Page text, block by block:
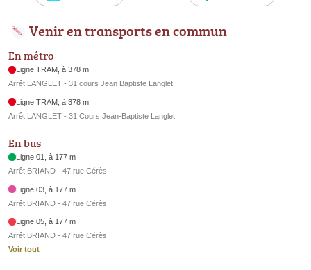
Venir en transports en commun
En métro
Ligne TRAM, à 378 m
Arrêt LANGLET - 31 cours Jean Baptiste Langlet
Ligne TRAM, à 378 m
Arrêt LANGLET - 31 Cours Jean-Baptiste Langlet
En bus
Ligne 01, à 177 m
Arrêt BRIAND - 47 rue Cérès
Ligne 03, à 177 m
Arrêt BRIAND - 47 rue Cérès
Ligne 05, à 177 m
Arrêt BRIAND - 47 rue Cérès
Voir tout